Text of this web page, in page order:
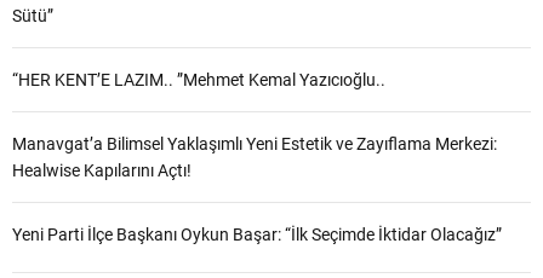
Sütü”
“HER KENT’E LAZIM.. ”Mehmet Kemal Yazıcıoğlu..
Manavgat’a Bilimsel Yaklaşımlı Yeni Estetik ve Zayıflama Merkezi:
Healwise Kapılarını Açtı!
Yeni Parti İlçe Başkanı Oykun Başar: “İlk Seçimde İktidar Olacağız”